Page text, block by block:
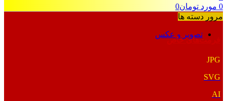
0 مورد تومان0
مرور دسته ها
تصویر و عکس
فرمت‌های خاص
JPG
SVG
AI